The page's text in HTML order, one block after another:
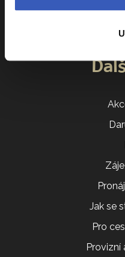
Jak se
Pro
Provizní